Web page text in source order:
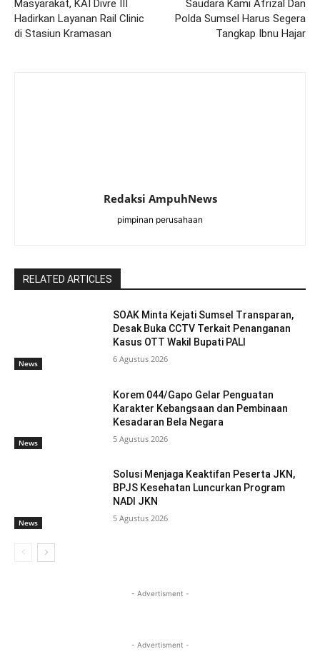
Masyarakat, KAI Divre III
Hadirkan Layanan Rail Clinic
di Stasiun Kramasan
Saudara Kami Afrizal Dan
Polda Sumsel Harus Segera
Tangkap Ibnu Hajar
Redaksi AmpuhNews
pimpinan perusahaan
RELATED ARTICLES
News
SOAK Minta Kejati Sumsel Transparan,
Desak Buka CCTV Terkait Penanganan
Kasus OTT Wakil Bupati PALI
6 Agustus 2026
News
Korem 044/Gapo Gelar Penguatan
Karakter Kebangsaan dan Pembinaan
Kesadaran Bela Negara
5 Agustus 2026
News
Solusi Menjaga Keaktifan Peserta JKN,
BPJS Kesehatan Luncurkan Program
NADI JKN
5 Agustus 2026
- Advertisment -
- Advertisment -